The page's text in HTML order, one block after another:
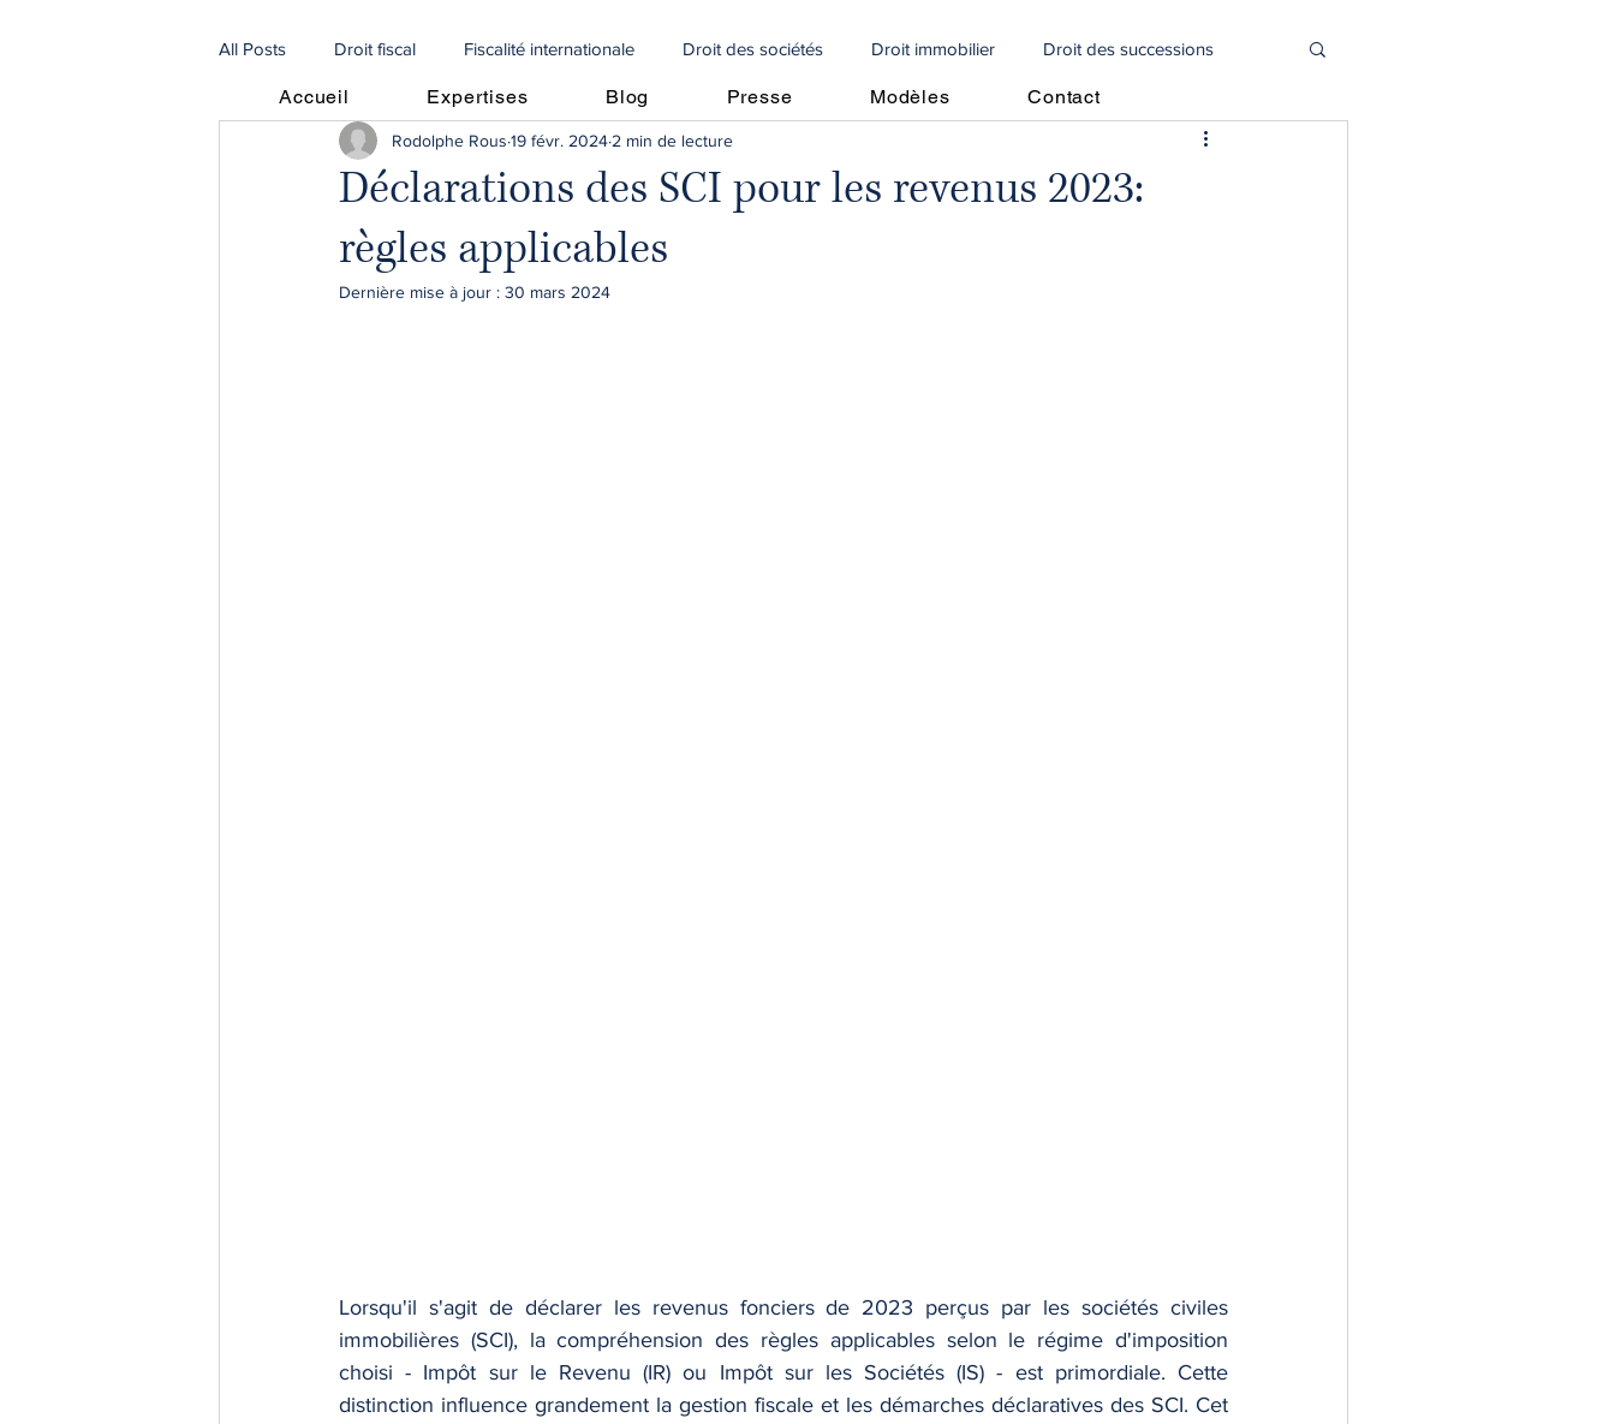
All Posts Droit fiscal Fiscalité internationale Droit des sociétés Droit immobilier Droit des successions
Procédures Droit de la famille Droit social Propriété intellectuelle Actualité juridique
🇫🇷 Articles en français 🇮🇹 Articoli in italiano
Déclarations des SCI pour les revenus 2023:
règles applicables
Rodolphe Rous 19 févr. 2024 2 min de lecture
Dernière mise à jour : 30 mars 2024
Lorsqu'il s'agit de déclarer les revenus fonciers de 2023 perçus par les sociétés civiles
immobilières (SCI), la compréhension des règles applicables selon le régime d'imposition
choisi - Impôt sur le Revenu (IR) ou Impôt sur les Sociétés (IS) - est primordiale. Cette
distinction influence grandement la gestion fiscale et les démarches déclaratives des SCI. Cet
Accueil Expertises Blog Presse Modèles Contact